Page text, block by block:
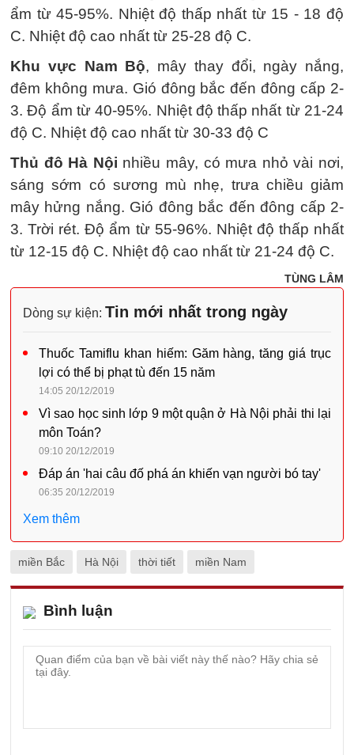
ẩm từ 45-95%. Nhiệt độ thấp nhất từ 15 - 18 độ
C. Nhiệt độ cao nhất từ 25-28 độ C.
Khu vực Nam Bộ, mây thay đổi, ngày nắng,
đêm không mưa. Gió đông bắc đến đông cấp 2-
3. Độ ẩm từ 40-95%. Nhiệt độ thấp nhất từ 21-24
độ C. Nhiệt độ cao nhất từ 30-33 độ C
Thủ đô Hà Nội nhiều mây, có mưa nhỏ vài nơi,
sáng sớm có sương mù nhẹ, trưa chiều giảm
mây hửng nắng. Gió đông bắc đến đông cấp 2-
3. Trời rét. Độ ẩm từ 55-96%. Nhiệt độ thấp nhất
từ 12-15 độ C. Nhiệt độ cao nhất từ 21-24 độ C.
TÙNG LÂM
Dòng sự kiện: Tin mới nhất trong ngày
Thuốc Tamiflu khan hiếm: Găm hàng, tăng giá trục
lợi có thể bị phạt tù đến 15 năm
14:05 20/12/2019
Vì sao học sinh lớp 9 một quận ở Hà Nội phải thi lại
môn Toán?
09:10 20/12/2019
Đáp án 'hai câu đố phá án khiến vạn người bó tay'
06:35 20/12/2019
Xem thêm
miền Bắc Hà Nội thời tiết miền Nam
Bình luận